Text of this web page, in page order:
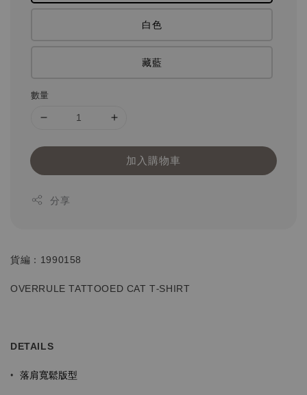
白色
藏藍
數量
加入購物車
分享
貨編：1990158
OVERRULE TATTOOED CAT T-SHIRT
DETAILS
• 落肩寬鬆版型